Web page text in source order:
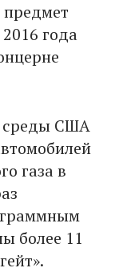
предмет
года
среды США
газа в
более 11